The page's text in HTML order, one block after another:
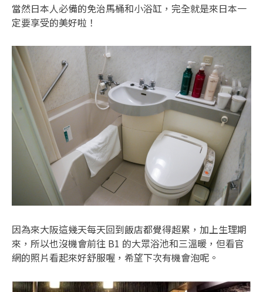
當然日本人必備的免治馬桶和小浴缸，完全就是來日本一
定要享受的美好啦！
因為來大阪這幾天每天回到飯店都覺得超累，加上生理期
來，所以也沒機會前往 B1 的大眾浴池和三溫暖，但看官
網的照片看起來好舒服喔，希望下次有機會泡呢。